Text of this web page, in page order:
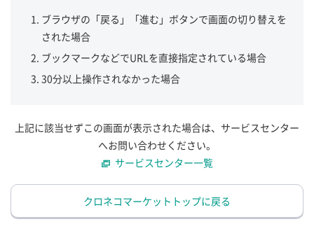
ブラウザの「戻る」「進む」ボタンで画面の切り替えを
された場合
ブックマークなどでURLを直接指定されている場合
30分以上操作されなかった場合
上記に該当せずこの画面が表示された場合は、サービスセンター
へお問い合わせください。
サービスセンター一覧
クロネコマーケットトップに戻る